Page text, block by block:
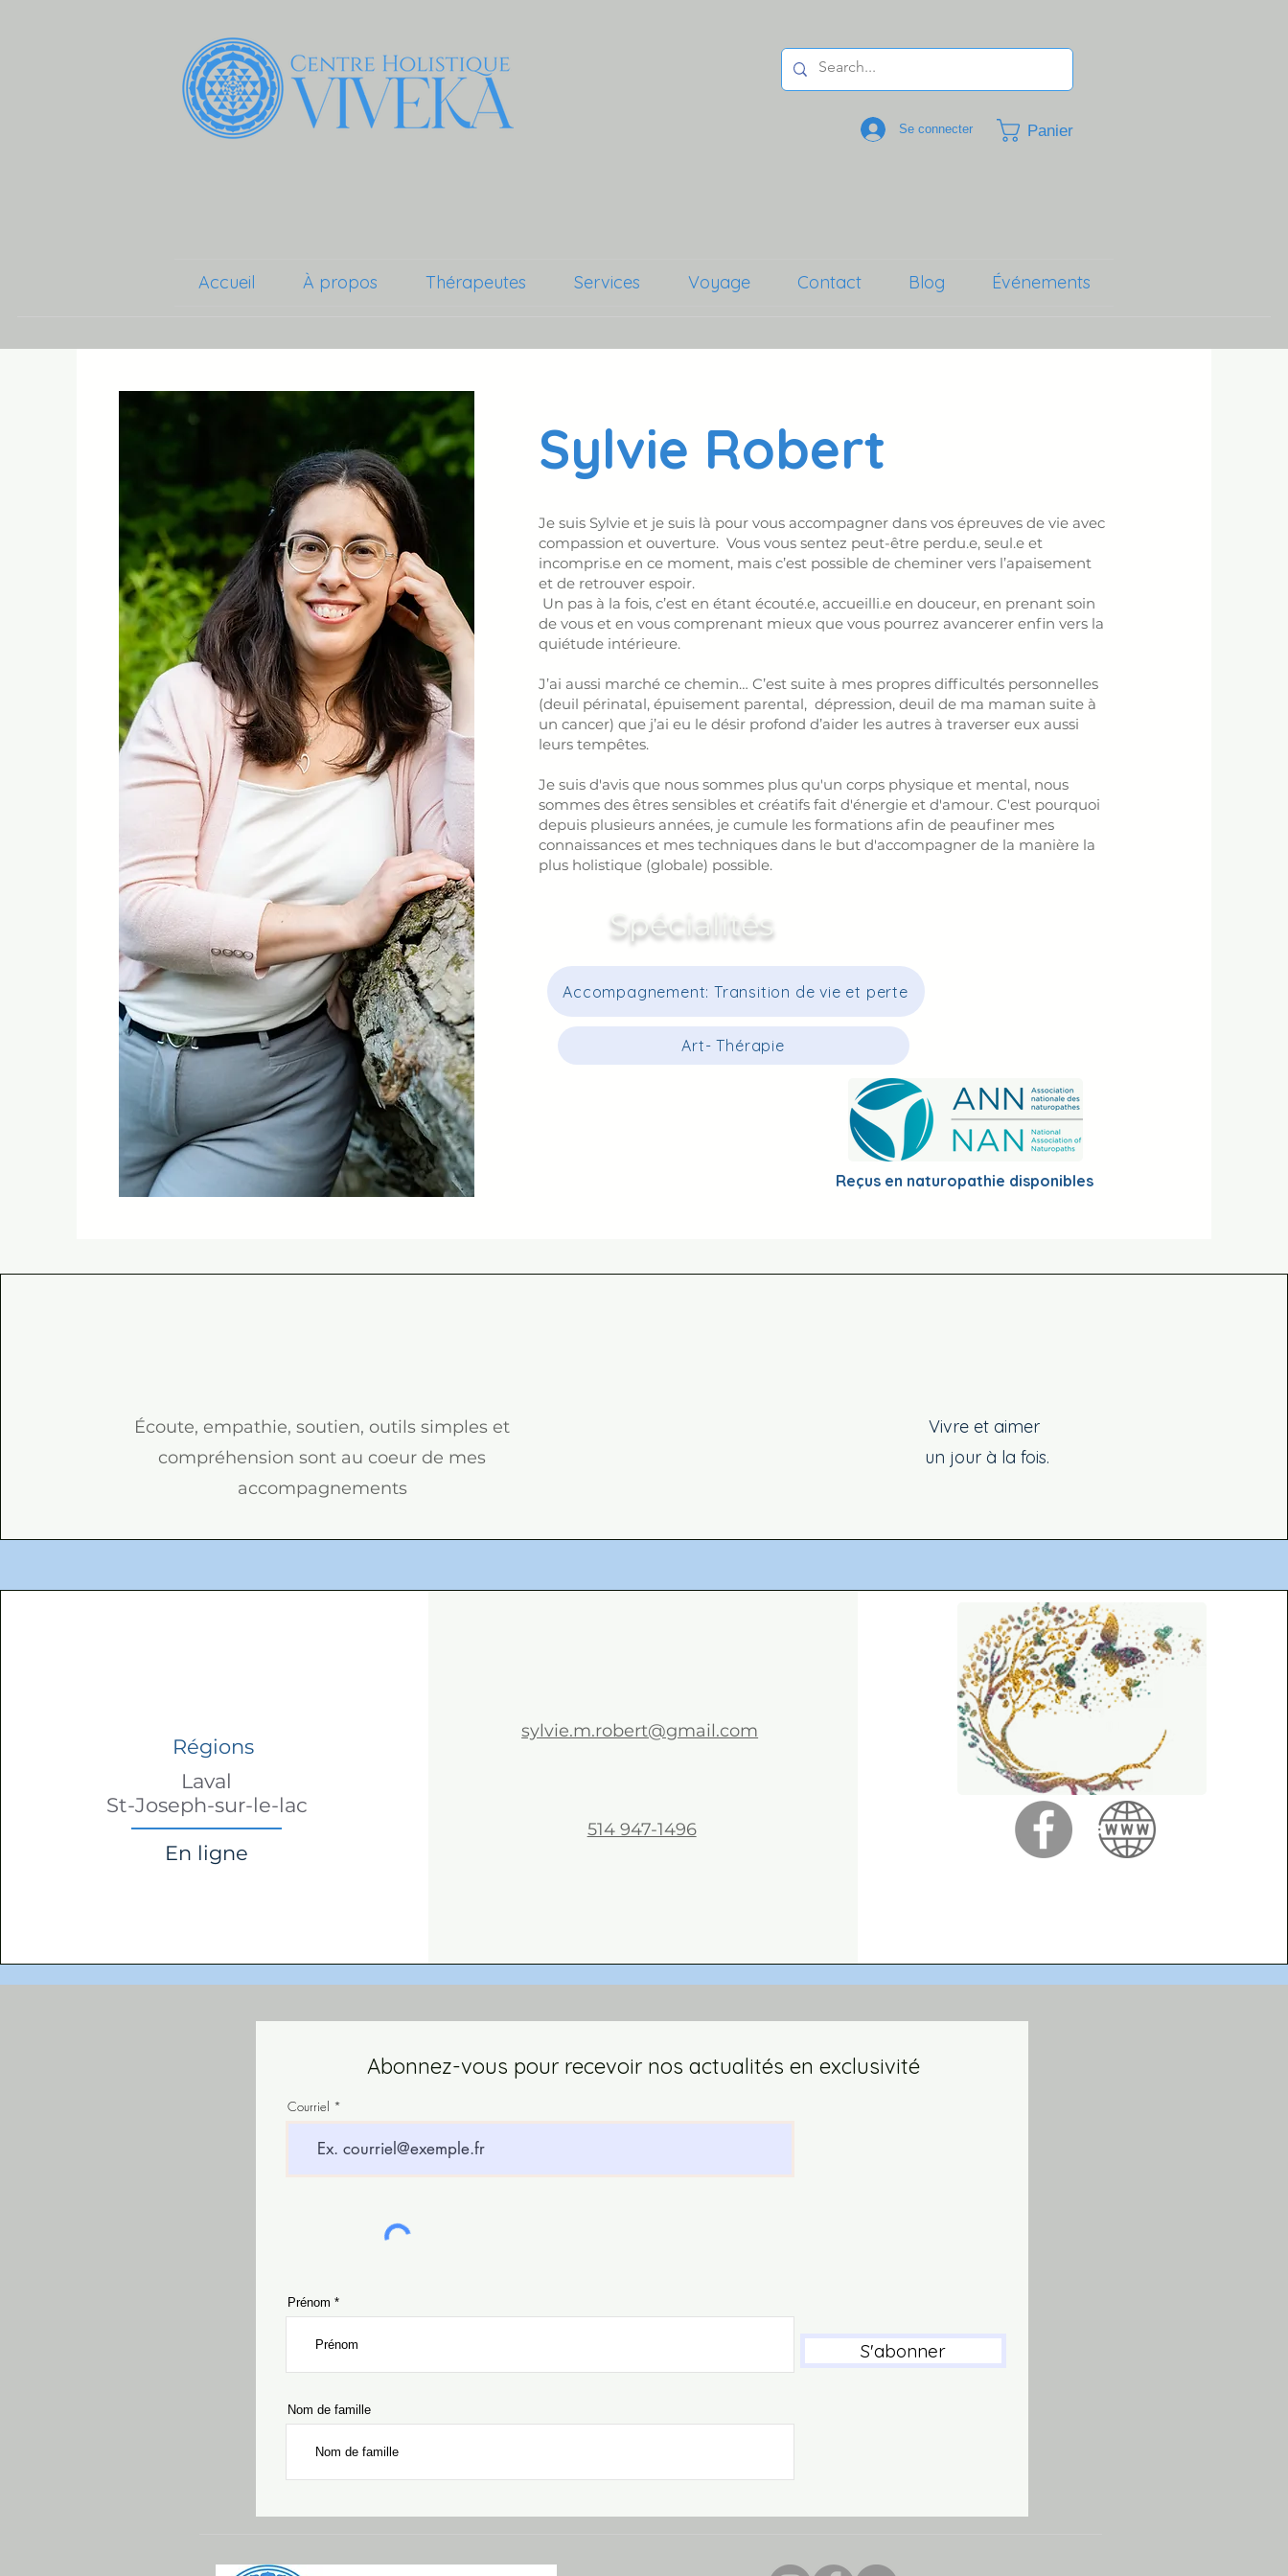
Se connecter Panier
Accueil À propos Thérapeutes Services Voyage Contact Blog Événements
Sylvie Robert
Je suis Sylvie et je suis là pour vous accompagner dans vos épreuves de vie avec
compassion et ouverture. Vous vous sentez peut-être perdu.e, seul.e et
incompris.e en ce moment, mais c’est possible de cheminer vers l’apaisement
et de retrouver espoir.
Un pas à la fois, c’est en étant écouté.e, accueilli.e en douceur, en prenant soin
de vous et en vous comprenant mieux que vous pourrez avancerer enfin vers la
quiétude intérieure.
J’ai aussi marché ce chemin… C’est suite à mes propres difficultés personnelles
(deuil périnatal, épuisement parental, dépression, deuil de ma maman suite à
un cancer) que j’ai eu le désir profond d’aider les autres à traverser eux aussi
leurs tempêtes.
Je suis d'avis que nous sommes plus qu'un corps physique et mental, nous
sommes des êtres sensibles et créatifs fait d'énergie et d'amour. C'est pourquoi
depuis plusieurs années, je cumule les formations afin de peaufiner mes
connaissances et mes techniques dans le but d'accompagner de la manière la
plus holistique (globale) possible.
Spécialités
Accompagnement: Transition de vie et perte
Art- Thérapie
Reçus en naturopathie disponibles
Écoute, empathie, soutien, outils simples et
compréhension sont au coeur de mes
accompagnements
Vivre et aimer
un jour à la fois.
Régions
Laval
St-Joseph-sur-le-lac
En ligne
sylvie.m.robert@gmail.com
514 947-1496
Abonnez-vous pour recevoir nos actualités en exclusivité
Courriel
Prénom
S'abonner
Nom de famille